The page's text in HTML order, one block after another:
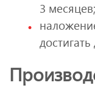
3 месяцев;